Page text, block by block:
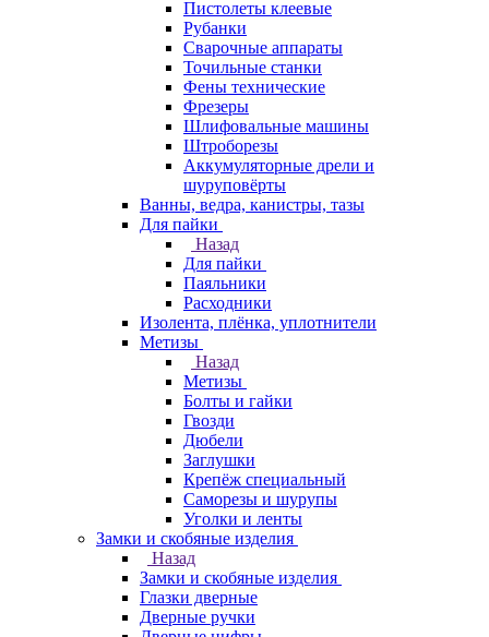
Пистолеты клеевые
Рубанки
Сварочные аппараты
Точильные станки
Фены технические
Фрезеры
Шлифовальные машины
Штроборезы
Аккумуляторные дрели и
шуруповёрты
Ванны, ведра, канистры, тазы
Для пайки
Назад
Для пайки
Паяльники
Расходники
Изолента, плёнка, уплотнители
Метизы
Назад
Метизы
Болты и гайки
Гвозди
Дюбели
Заглушки
Крепёж специальный
Саморезы и шурупы
Уголки и ленты
Замки и скобяные изделия
Назад
Замки и скобяные изделия
Глазки дверные
Дверные ручки